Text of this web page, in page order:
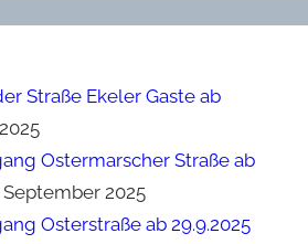
Straße Ekeler Gaste ab
Ostermarscher Straße ab
September 2025
Osterstraße ab 29.9.2025